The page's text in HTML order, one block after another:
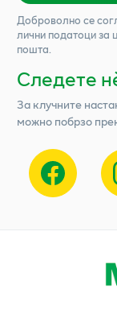
Доброволно се
лични податоци за
пошта.
Следете
За клучните
можно побрзо